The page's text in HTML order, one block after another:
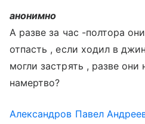
анонимно
А разве за час -полтора
отпасть , если ходил в
могли застрять , разве
намертво?
Александров Павел